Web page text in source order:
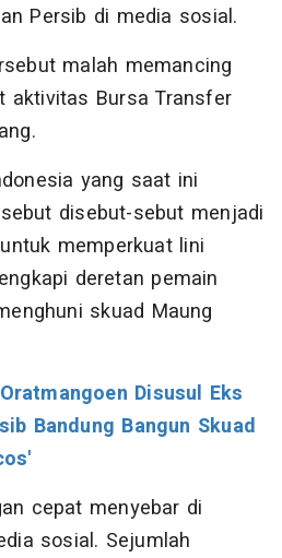
Persib di media sosial.
malah memancing
aktivitas Bursa Transfer
yang saat ini
disebut-sebut menjadi
memperkuat lini
deretan pemain
skuad Maung
Disusul Eks
Bandung Bangun Skuad
cepat menyebar di
sosial. Sejumlah